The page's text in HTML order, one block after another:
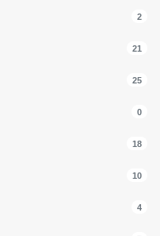
2
21
25
0
18
10
4